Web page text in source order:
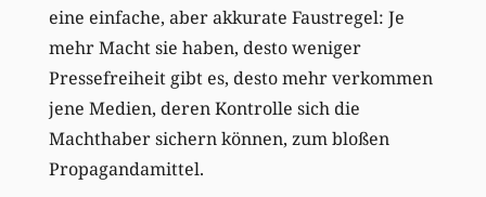
eine einfache, aber akkurate Faustregel: Je
mehr Macht sie haben, desto weniger
Pressefreiheit gibt es, desto mehr verkommen
jene Medien, deren Kontrolle sich die
Machthaber sichern können, zum bloßen
Propagandamittel.